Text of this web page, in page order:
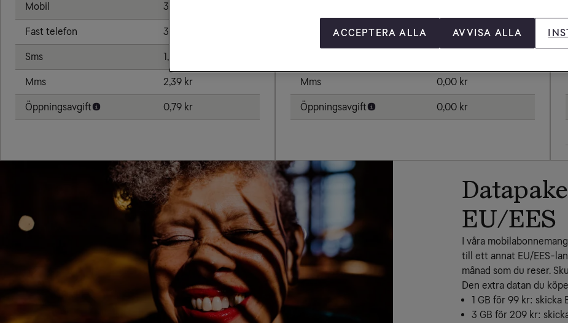
Mobil 3,83 kr/min
Fast telefon 3,83 kr/min
Sms 1,91 kr
Mms 2,39 kr
Öppningsavgift 0,79 kr
Ta emot samtal 0,00 kr/min
Mms 0,00 kr
Öppningsavgift 0,00 kr
EU/EES
I våra
till ett annat EU/EES-
månad som du reser.
Den extra datan du
1 GB för 99 kr: skicka
3 GB för 209 kr:
ACCEPTERA ALLA AVVISA ALLA